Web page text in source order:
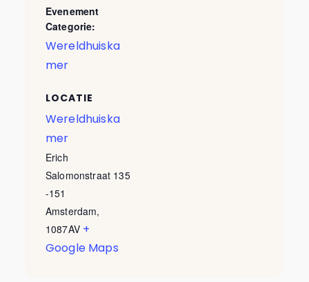
Evenement
Categorie:
Wereldhuiska
mer
LOCATIE
Wereldhuiska
mer
Erich
Salomonstraat 135
-151
Amsterdam,
1087AV +
Google Maps